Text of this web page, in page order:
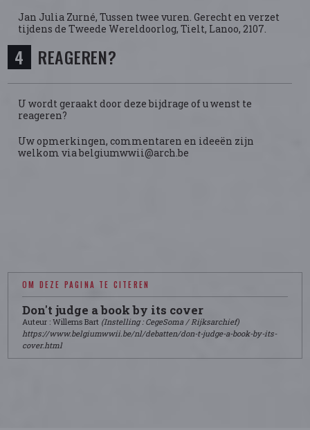
Jan Julia Zurné, Tussen twee vuren. Gerecht en verzet
tijdens de Tweede Wereldoorlog, Tielt, Lanoo, 2107.
REAGEREN?
U wordt geraakt door deze bijdrage of u wenst te
reageren?
Uw opmerkingen, commentaren en ideeën zijn
welkom via belgiumwwii@arch.be
OM DEZE PAGINA TE CITEREN
Don't judge a book by its cover
Auteur : Willems Bart (Instelling : CegeSoma / Rijksarchief)
https://www.belgiumwwii.be/nl/debatten/don-t-judge-a-book-by-its-
cover.html